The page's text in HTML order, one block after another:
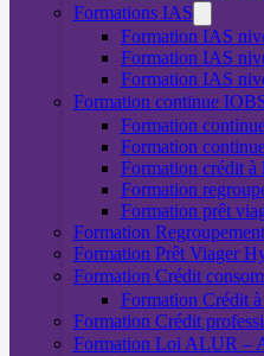
Formations IAS
Formation IAS
Formation IAS
Formation IAS
Formation continue
Formation
Formation
Formation crédit à
Formation
Formation prêt
Formation
Formation Prêt Viager
Formation Crédit
Formation Crédit
Formation Crédit
Formation Loi ALUR –